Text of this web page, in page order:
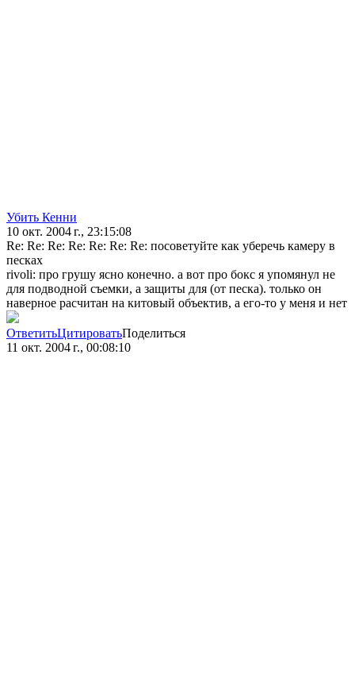
Убить Кенни
10 окт. 2004 г., 23:15:08
Re: Re: Re: Re: Re: Re: Re: посоветуйте как уберечь камеру в
песках
rivoli: про грушу ясно конечно. а вот про бокс я упомянул не
для подводной съемки, а защиты для (от песка). только он
наверное расчитан на китовый объектив, а его-то у меня и нет
ОтветитьЦитироватьПоделиться
11 окт. 2004 г., 00:08:10